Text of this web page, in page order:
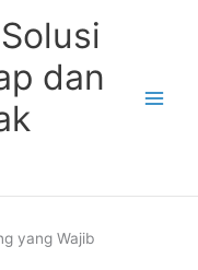
dan
yang Wajib